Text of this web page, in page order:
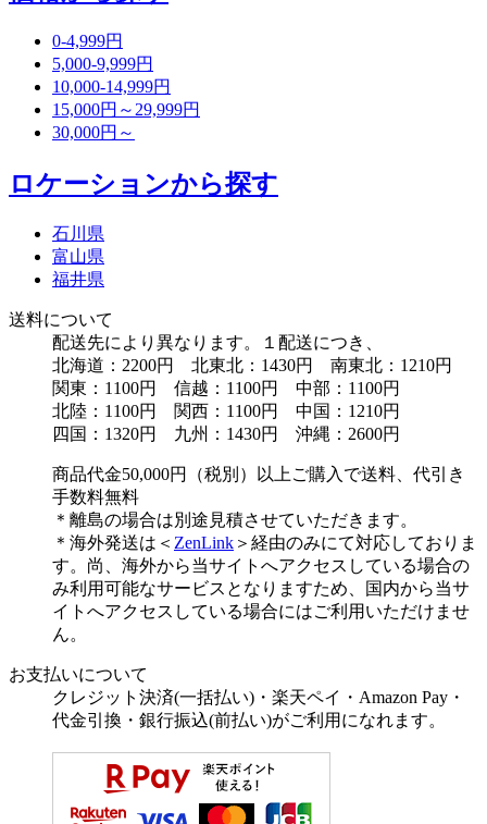
0-4,999円
5,000-9,999円
10,000-14,999円
15,000円～29,999円
30,000円～
ロケーションから探す
石川県
富山県
福井県
送料について
配送先により異なります。１配送につき、
北海道：2200円 北東北：1430円 南東北：1210円
関東：1100円 信越：1100円 中部：1100円
北陸：1100円 関西：1100円 中国：1210円
四国：1320円 九州：1430円 沖縄：2600円
商品代金50,000円（税別）以上ご購入で送料、代引き
手数料無料
＊離島の場合は別途見積させていただきます。
＊海外発送は＜ ZenLink ＞経由のみにて対応しておりま
す。尚、海外から当サイトへアクセスしている場合の
み利用可能なサービスとなりますため、国内から当サ
イトへアクセスしている場合にはご利用いただけませ
ん。
お支払いについて
クレジット決済(一括払い)・楽天ペイ・Amazon Pay・
代金引換・銀行振込(前払い)がご利用になれます。